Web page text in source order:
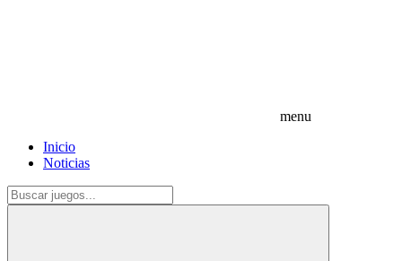
menu
Inicio
Noticias